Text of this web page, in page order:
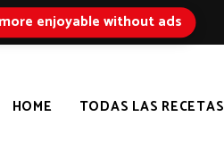
enjoyable without ads
HOME TODAS LAS RECETAS